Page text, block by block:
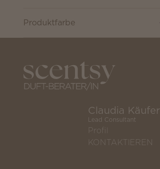
Produktfarbe
Claudia Käufer
Lead Consultant
Profil
KONTAKTIEREN